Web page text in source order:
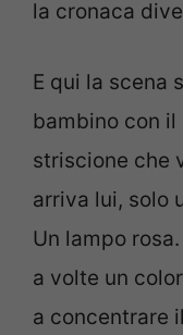
la cronaca
E qui la scena
bambino con
striscione che
arriva lui, solo
Un lampo
a volte un
a concentrare